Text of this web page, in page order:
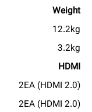
Weight
12.2kg
3.2kg
HDMI
2EA (HDMI 2.0)
2EA (HDMI 2.0)